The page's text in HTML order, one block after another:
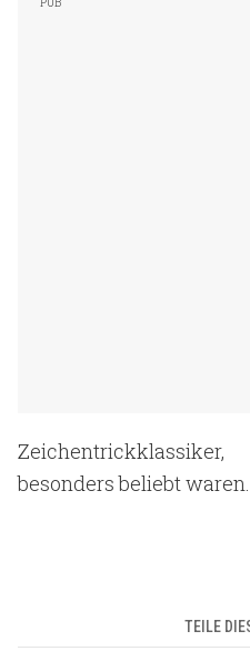
besonders beliebt waren.
TEILE